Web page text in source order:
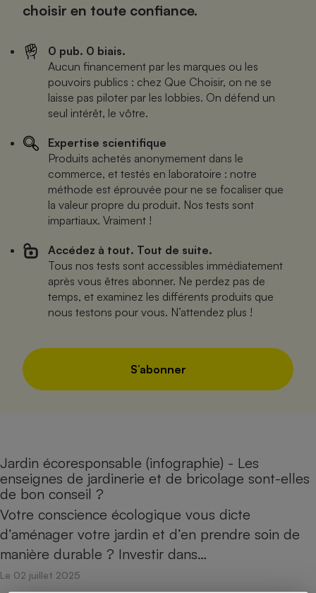
choisir en toute confiance.
0 pub. 0 biais.
Aucun financement par les marques ou les
pouvoirs publics : chez Que Choisir, on ne se
laisse pas piloter par les lobbies. On défend un
seul intérêt, le vôtre.
Expertise scientifique
Produits achetés anonymement dans le
commerce, et testés en laboratoire : notre
méthode est éprouvée pour ne se focaliser que
la valeur propre du produit. Nos tests sont
impartiaux. Vraiment !
Accédez à tout. Tout de suite.
Tous nos tests sont accessibles immédiatement
après vous êtres abonner. Ne perdez pas de
temps, et examinez les différents produits que
nous testons pour vous. N’attendez plus !
S’abonner
Jardin écoresponsable (infographie) - Les
enseignes de jardinerie et de bricolage sont-elles
de bon conseil ?
Votre conscience écologique vous dicte
d’aménager votre jardin et d’en prendre soin de
manière durable ? Investir dans…
Le 02 juillet 2025